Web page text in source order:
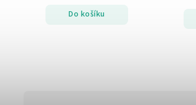
Do košíku